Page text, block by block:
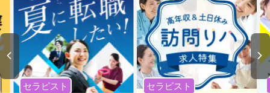
セラピスト セラピスト